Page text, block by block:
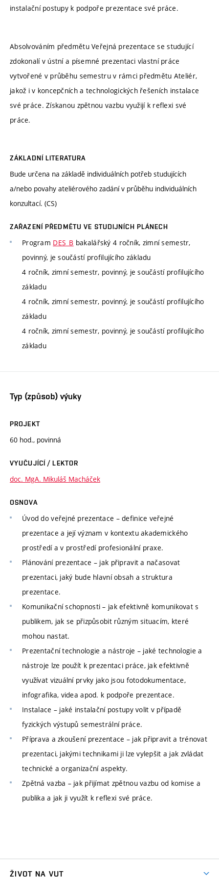
instalační postupy k podpoře prezentace své práce.
Absolvováním předmětu Veřejná prezentace se studující
zdokonalí v ústní a písemné prezentaci vlastní práce
vytvořené v průběhu semestru v rámci předmětu Ateliér,
jakož i v koncepčních a technologických řešeních instalace
své práce. Získanou zpětnou vazbu využijí k reflexi své
práce.
ZÁKLADNÍ LITERATURA
Bude určena na základě individuálních potřeb studujících
a/nebo povahy ateliérového zadání v průběhu individuálních
konzultací. (CS)
ZAŘAZENÍ PŘEDMĚTU VE STUDIJNÍCH PLÁNECH
Program DES_B bakalářský 4 ročník, zimní semestr,
povinný, je součástí profilujícího základu
4 ročník, zimní semestr, povinný, je součástí profilujícího
základu
4 ročník, zimní semestr, povinný, je součástí profilujícího
základu
4 ročník, zimní semestr, povinný, je součástí profilujícího
základu
Typ (způsob) výuky
PROJEKT
60 hod., povinná
VYUČUJÍCÍ / LEKTOR
doc. MgA. Mikuláš Macháček
OSNOVA
Úvod do veřejné prezentace – definice veřejné
prezentace a její význam v kontextu akademického
prostředí a v prostředí profesionální praxe.
Plánování prezentace – jak připravit a načasovat
prezentaci, jaký bude hlavní obsah a struktura
prezentace.
Komunikační schopnosti – jak efektivně komunikovat s
publikem, jak se přizpůsobit různým situacím, které
mohou nastat.
Prezentační technologie a nástroje – jaké technologie a
nástroje lze použít k prezentaci práce, jak efektivně
využívat vizuální prvky jako jsou fotodokumentace,
infografika, videa apod. k podpoře prezentace.
Instalace – jaké instalační postupy volit v případě
fyzických výstupů semestrální práce.
Příprava a zkoušení prezentace – jak připravit a trénovat
prezentaci, jakými technikami ji lze vylepšit a jak zvládat
technické a organizační aspekty.
Zpětná vazba – jak přijímat zpětnou vazbu od komise a
publika a jak ji využít k reflexi své práce.
ŽIVOT NA VUT